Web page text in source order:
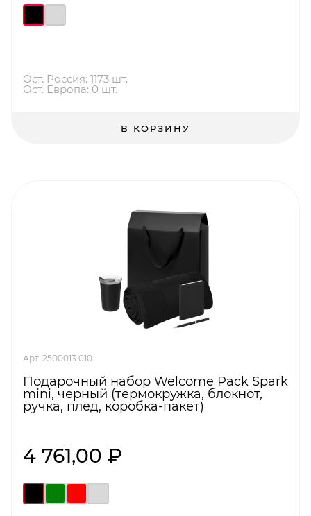
Ост. Россия: 1173 шт.
Ост. Европа: 0 шт.
В КОРЗИНУ
Арт. 2500013.010
Подарочный набор Welcome Pack Spark
mini, черный (термокружка, блокнот,
ручка, плед, коробка-пакет)
4 761,00 ₽